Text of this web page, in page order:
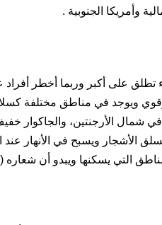
وأمريكا الجنوبية .
تطلق على أكبر وربما أخطر أفراد
وقوي ويوجد في مناطق مختلفة
شمال الأرجنتين، والجاكوار
الأشجار ويسبح في الأنهار
التي يسكنها ويبدو أن